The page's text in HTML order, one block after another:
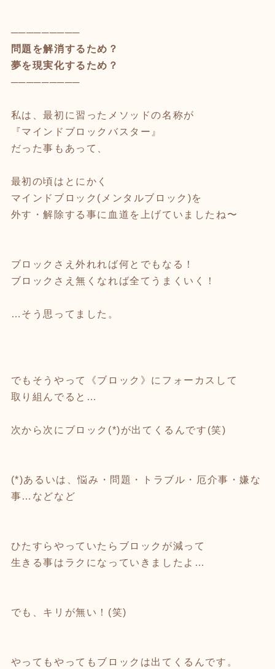
─────────
問題を解消するため？
夢を現実化するため？
─────────
私は、最初に習ったメソッドの名称が
『マインドブロックバスター』
だった事もあって、
最初の頃はとにかく
マインドブロック(メンタルブロック)を
外す・解除する事に血道を上げていましたね〜
ブロックさえ外れれば何とでもなる！
ブロックさえ無くなれば全てうまくいく！
…そう思ってました。
でもそうやって《ブロック》にフォーカスして
取り組んでると…
次から次にブロック(*)が出てくるんです(笑)
(*)あるいは、悩み・問題・トラブル・厄介事・嫌な
事…などなど
ひたすらやっていたらブロックが減って
生きる事はラクになっていきましたよ…
でも、キリが無い！(笑)
やってもやってもブロックは出てくるんです。